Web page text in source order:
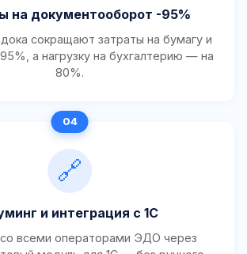
на документооборот -95%
сокращают затраты на бумагу и
а нагрузку на бухгалтерию — на
80%.
🔗
и интеграция с 1С
всеми операторами ЭДО через